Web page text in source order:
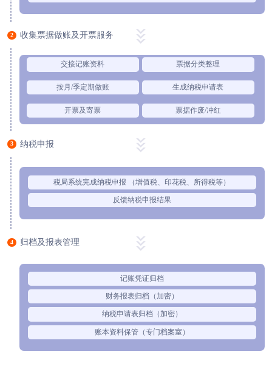
2 收集票据做账及开票服务
交接记账资料 票据分类整理
按月/季定期做账 生成纳税申请表
开票及寄票 票据作废/冲红
3 纳税申报
税局系统完成纳税申报 （增值税、印花税、所得税等）
反馈纳税申报结果
4 归档及报表管理
记账凭证归档
财务报表归档（加密）
纳税申请表归档（加密）
账本资料保管（专门档案室）